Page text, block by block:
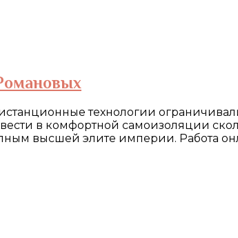
технологии
в комфортной самоизоляции
высшей элите империи. Работа